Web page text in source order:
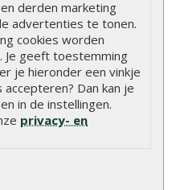
derden marketing
advertenties te tonen.
cookies worden
geeft toestemming
je hieronder een vinkje
Dan kan je
in de instellingen.
privacy- en
tuin